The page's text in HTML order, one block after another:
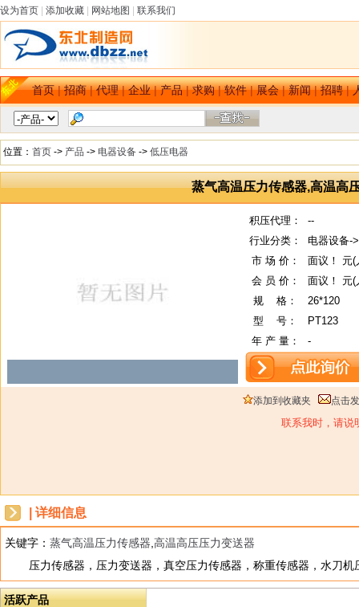
设为首页 添加收藏 网站地图 联系我们
首页|招商|代理|企业|产品|求购|软件|展会|新闻|招聘|
位置： 首页 -> 产品 -> 电器设备 -> 低压电器
蒸气高温压力传感器,高温高
积压代理：
--
行业分类：
电器设备-
市 场 价：
面议！ 元(
会 员 价：
面议！ 元(
规
格：
26*120
型
号：
PT123
年 产 量：
-
添加到收藏夹 点击
联系我时，请说
| 详细信息
关键字： 蒸气高温压力传感器 高温高压压力变送器
压力传感器，压力变送器，真空压力传感器，称重传感器，水刀
活跃产品